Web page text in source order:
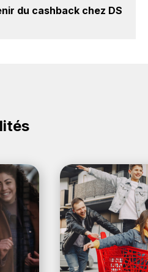
BackBackBack lorsque
du cashback chez DS